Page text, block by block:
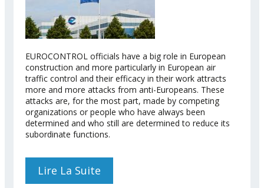
EUROCONTROL officials have a big role in European
construction and more particularly in European air
traffic control and their efficacy in their work attracts
more and more attacks from anti-Europeans. These
attacks are, for the most part, made by competing
organizations or people who have always been
determined and who still are determined to reduce its
subordinate functions.
Lire La Suite